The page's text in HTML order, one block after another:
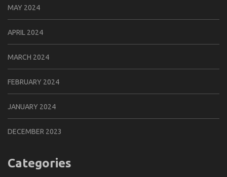
MAY 2024
APRIL 2024
MARCH 2024
FEBRUARY 2024
JANUARY 2024
DECEMBER 2023
Categories